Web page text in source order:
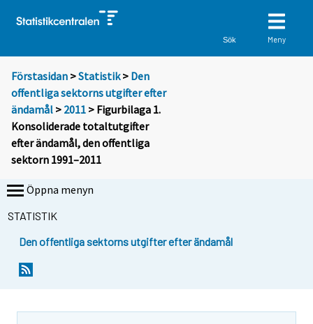
Sök Meny
Förstasidan >Statistik > Den
offentliga sektorns utgifter efter
ändamål > 2011 > Figurbilaga 1.
Konsoliderade totaltutgifter
efter ändamål, den offentliga
sektorn 1991–2011
Öppna menyn
STATISTIK
Den offentliga sektorns utgifter efter ändamål